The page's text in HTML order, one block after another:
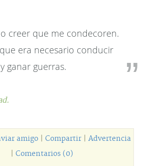
creer que me condecoren.
era necesario conducir
ganar guerras.
amigo| Compartir| Advertencia
Comentarios (0)